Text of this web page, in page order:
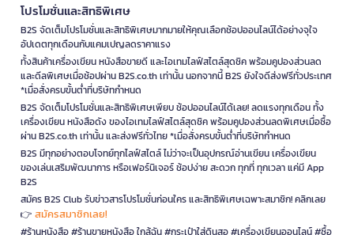
โปรโมชั่นและสิทธิพิเศษ
B2S จัดเต็มโปรโมชั่นและสิทธิพิเศษมากมายให้คุณเลือกช้อปออนไลน์ได้อย่างจุใจ
อัปเดตทุกเดือนกับแคมเปญลดราคาแรง
ทั้งสินค้าเครื่องเขียน หนังสือขายดี และไอเทมไลฟ์สไตล์สุดชิค พร้อมคูปองส่วนลด
และดีลพิเศษเมื่อช้อปผ่าน B2S.co.th เท่านั้น นอกจากนี้ B2S ยังใจดีส่งฟรีทั่วประเทศ
*เมื่อสั่งครบขั้นต่ำที่บริษัทกำหนด
B2S จัดเต็มโปรโมชั่นและสิทธิพิเศษเพียบ ช้อปออนไลน์ได้เลย! ลดแรงทุกเดือน ทั้ง
เครื่องเขียน หนังสือดัง ของไอเทมไลฟ์สไตล์สุดชิค พร้อมคูปองส่วนลดพิเศษเมื่อซื้อ
ผ่าน B2S.co.th เท่านั้น และส่งฟรีทั่วไทย *เมื่อสั่งครบขั้นต่ำที่บริษัทกำหนด
B2S มีทุกอย่างตอบโจทย์ทุกไลฟ์สไตล์ ไม่ว่าจะเป็นอุปกรณ์อ่านเขียน เครื่องเขียน
ของเล่นเสริมพัฒนาการ หรือเฟอร์นิเจอร์ ช้อปง่าย สะดวก ทุกที่ ทุกเวลา แค่มี App
B2S
สมัคร B2S Club รับข่าวสารโปรโมชั่นก่อนใคร และสิทธิพิเศษเฉพาะสมาชิก! คลิกเลย
👉 สมัครสมาชิกเลย!
#ร้านหนังสือ #ร้านขายหนังสือ ใกล้ฉัน #กระเป๋าใส่ดินสอ #เครื่องเขียนออนไลน์ #ซื้อ